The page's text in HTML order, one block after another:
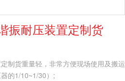
振耐压装置定制货
制货重量轻，非常方便现场使用及搬运
的1/10~1/30）;